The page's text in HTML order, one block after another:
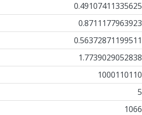
0.49107411335625
0.8711177963923
0.56372871199511
1.7739029052838
1000110110
5
1066